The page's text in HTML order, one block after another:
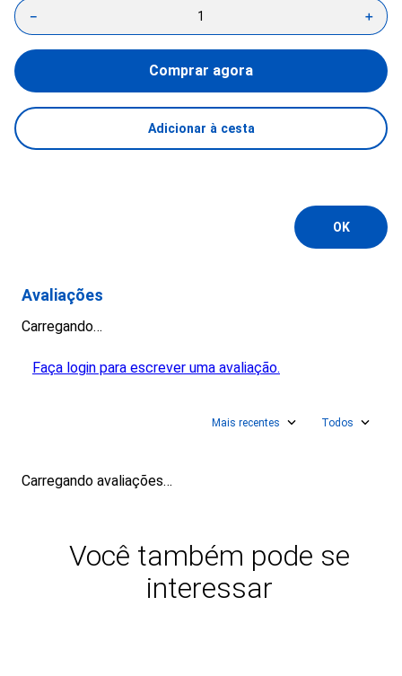
＋
－
Comprar agora
Adicionar à cesta
Avaliações
Carregando…
Faça login para escrever uma avaliação.
Mais recentes Todos
Carregando avaliações…
Você também pode se
interessar